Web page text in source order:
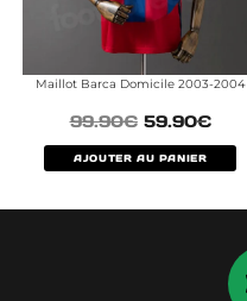
Maillot Barca Domicile 2003-2004
99.90€ 59.90€
AJOUTER AU PANIER